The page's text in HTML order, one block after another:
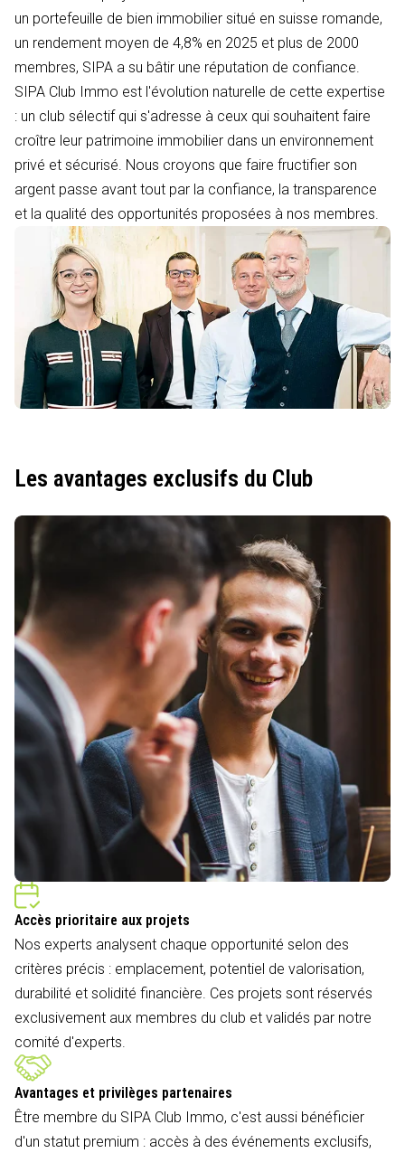
un portefeuille de bien immobilier situé en suisse romande,
un rendement moyen de 4,8% en 2025 et plus de 2000
membres, SIPA a su bâtir une réputation de confiance.
SIPA Club Immo est l'évolution naturelle de cette expertise
: un club sélectif qui s'adresse à ceux qui souhaitent faire
croître leur patrimoine immobilier dans un environnement
privé et sécurisé. Nous croyons que faire fructifier son
argent passe avant tout par la confiance, la transparence
et la qualité des opportunités proposées à nos membres.
Les avantages exclusifs du Club
Accès prioritaire aux projets
Nos experts analysent chaque opportunité selon des
critères précis : emplacement, potentiel de valorisation,
durabilité et solidité financière. Ces projets sont réservés
exclusivement aux membres du club et validés par notre
comité d'experts.
Avantages et privilèges partenaires
Être membre du SIPA Club Immo, c'est aussi bénéficier
d'un statut premium : accès à des événements exclusifs,